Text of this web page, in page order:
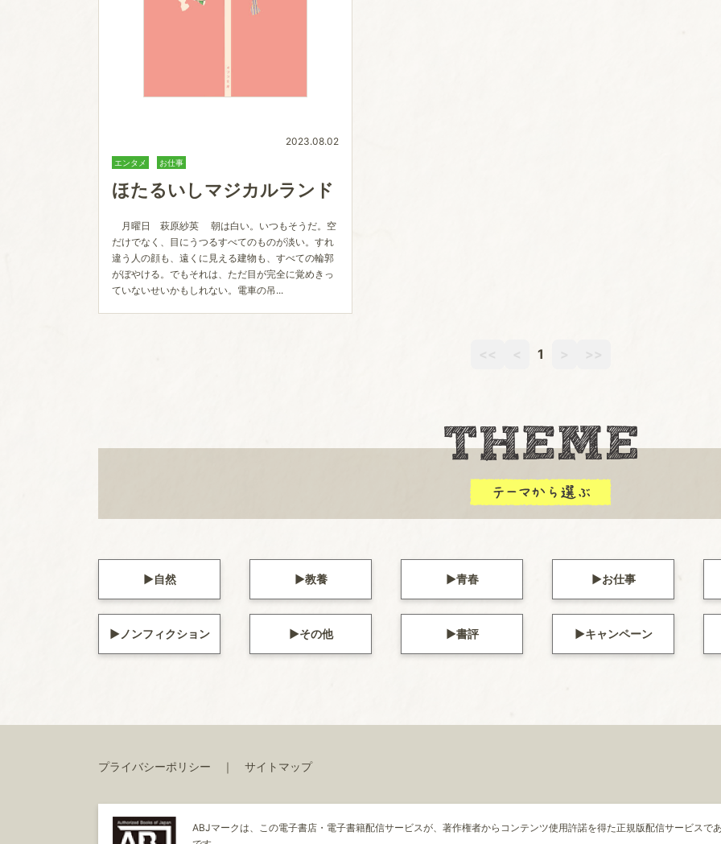
2023.08.02
エンタメ お仕事
ほたるいしマジカルランド
月曜日 萩原紗英 朝は白い。いつもそうだ。空
だけでなく、目にうつるすべてのものが淡い。すれ
違う人の顔も、遠くに見える建物も、すべての輪郭
がぼやける。でもそれは、ただ目が完全に覚めきっ
ていないせいかもしれない。電車の吊...
1
自然 教養 青春 お仕事
ノンフィクション その他 書評 キャンペーン
プライバシーポリシー サイトマップ
ABJマークは、この電子書店・電子書籍配信サービスが、著作権者からコンテンツ使用許諾を得た正規版配信サービスで